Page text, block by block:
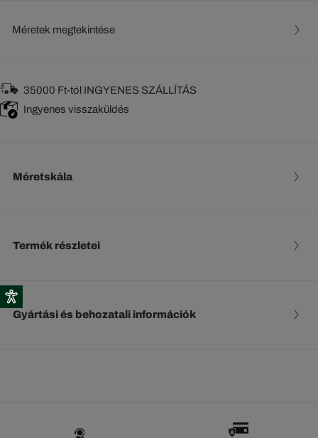
Méretek megtekintése
35000 Ft-tól INGYENES SZÁLLÍTÁS
Ingyenes visszaküldés
Méretskála
Termék részletei
Gyártási és behozatali információk